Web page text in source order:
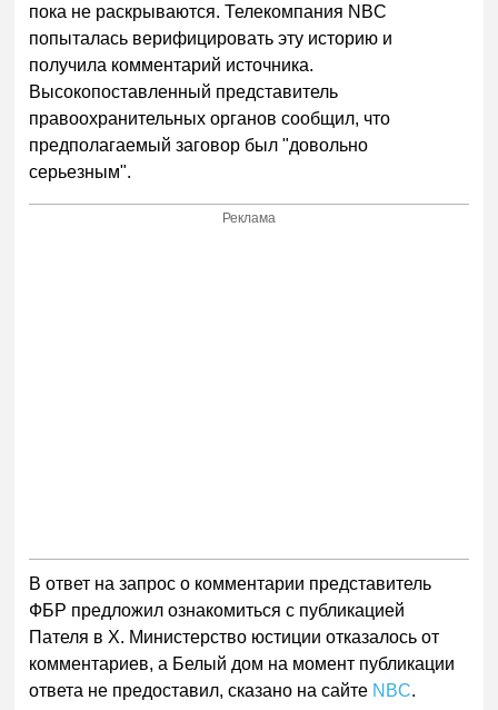
пока не раскрываются. Телекомпания NBC
попыталась верифицировать эту историю и
получила комментарий источника.
Высокопоставленный представитель
правоохранительных органов сообщил, что
предполагаемый заговор был "довольно
серьезным".
Реклама
В ответ на запрос о комментарии представитель
ФБР предложил ознакомиться с публикацией
Пателя в X. Министерство юстиции отказалось от
комментариев, а Белый дом на момент публикации
ответа не предоставил, сказано на сайте NBC.